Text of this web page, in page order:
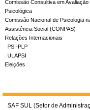
Comissão Consultiva em Avaliação
Psicológica
Comissão Nacional de Psicologia
Assistência Social (CONPAS)
Relações Internacionais
PSI-PLP
ULAPSI
Eleições
SAF SUL (Setor de